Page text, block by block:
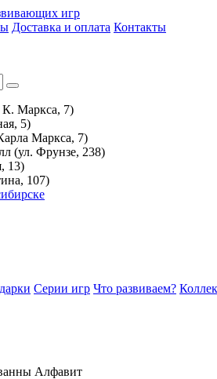
игр
Доставка и оплата Контакты
Маркса, 7)
5)
Маркса, 7)
(ул. Фрунзе, 238)
13)
107)
Серии игр Что развиваем?
Алфавит